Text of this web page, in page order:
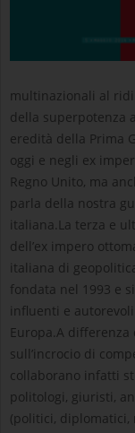
multinazionali al
della superpotenza
eredità della Prima
oggi e negli ex
Regno Unito, ma
parla della nostra
italiana.La terza e
dell’ex impero
italiana di
fondata nel 1993 e
influenti e
Europa.A
sull’incrocio di
collaborano infatti
politologi, giuristi,
(politici, diplomatici,